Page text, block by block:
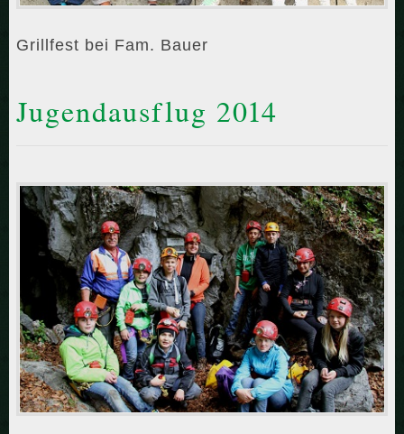
Grillfest bei Fam. Bauer
Jugendausflug 2014